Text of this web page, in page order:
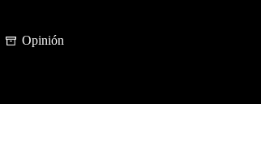
Opinión